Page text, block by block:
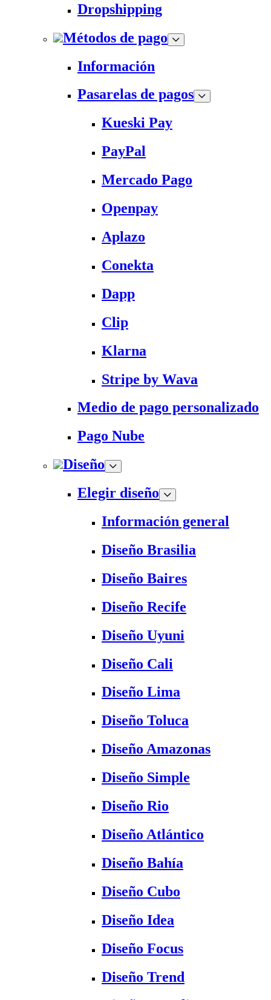
Dropshipping
Métodos de pago
Información
Pasarelas de pagos
Kueski Pay
PayPal
Mercado Pago
Openpay
Aplazo
Conekta
Dapp
Clip
Klarna
Stripe by Wava
Medio de pago personalizado
Pago Nube
Diseño
Elegir diseño
Información general
Diseño Brasilia
Diseño Baires
Diseño Recife
Diseño Uyuni
Diseño Cali
Diseño Lima
Diseño Toluca
Diseño Amazonas
Diseño Simple
Diseño Rio
Diseño Atlántico
Diseño Bahía
Diseño Cubo
Diseño Idea
Diseño Focus
Diseño Trend